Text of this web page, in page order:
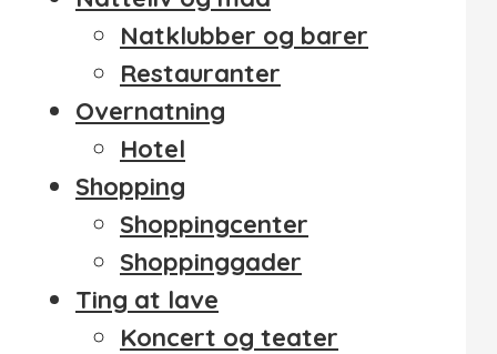
Natklubber og barer
Restauranter
Overnatning
Hotel
Shopping
Shoppingcenter
Shoppinggader
Ting at lave
Koncert og teater